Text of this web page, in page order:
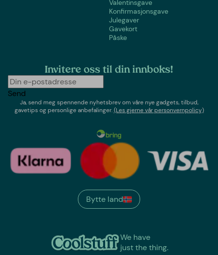
Valentinsgave
Konfirmasjonsgave
Julegaver
Gavekort
Påske
Invitere oss til din innboks!
Send
Ja, send meg spennende nyhetsbrev om våre nye gadgets, tilbud,
gavetips og personlige anbefalinger.(Les gjerne vår personvernpolicy)
We have
just the thing.
Bytte land